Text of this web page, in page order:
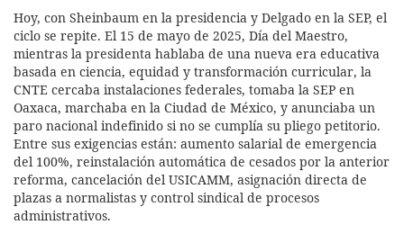
Hoy, con Sheinbaum en la presidencia y Delgado en la SEP, el
ciclo se repite. El 15 de mayo de 2025, Día del Maestro,
mientras la presidenta hablaba de una nueva era educativa
basada en ciencia, equidad y transformación curricular, la
CNTE cercaba instalaciones federales, tomaba la SEP en
Oaxaca, marchaba en la Ciudad de México, y anunciaba un
paro nacional indefinido si no se cumplía su pliego petitorio.
Entre sus exigencias están: aumento salarial de emergencia
del 100%, reinstalación automática de cesados por la anterior
reforma, cancelación del USICAMM, asignación directa de
plazas a normalistas y control sindical de procesos
administrativos.